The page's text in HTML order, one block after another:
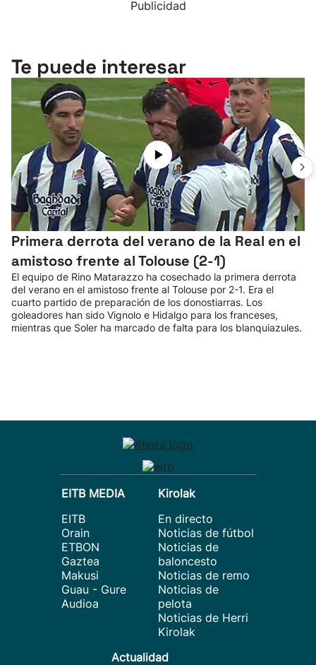
Publicidad
Te puede interesar
Primera derrota del verano de la Real en el
amistoso frente al Tolouse (2-1)
El equipo de Rino Matarazzo ha cosechado la primera derrota
del verano en el amistoso frente al Tolouse por 2-1. Era el
cuarto partido de preparación de los donostiarras. Los
goleadores han sido Vignolo e Hidalgo para los franceses,
mientras que Soler ha marcado de falta para los blanquiazules.
EITB MEDIA
EITB
Orain
ETBON
Gaztea
Makusi
Guau - Gure
Audioa
Kirolak
En directo
Noticias de fútbol
Noticias de
baloncesto
Noticias de remo
Noticias de
pelota
Noticias de Herri
Kirolak
Actualidad